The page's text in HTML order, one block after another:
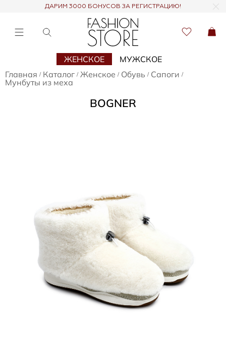
ДАРИМ 3000 БОНУСОВ ЗА РЕГИСТРАЦИЮ!
ЖЕНСКОЕ
МУЖСКОЕ
Главная / Каталог / Женское / Обувь / Сапоги /
Мунбуты из меха
BOGNER